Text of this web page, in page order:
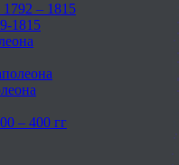
– 1815
1815
– 400 гг